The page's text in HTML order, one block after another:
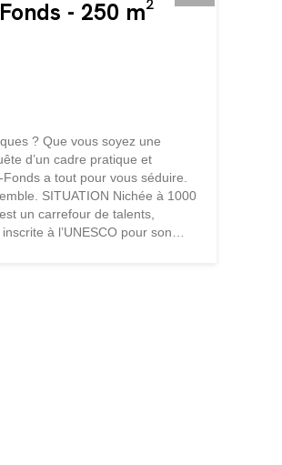
- 250 m²
? Que vous soyez une
d’un cadre pratique et
a tout pour vous séduire.
SITUATION Nichée à 1000
un carrefour de talents,
à l’UNESCO pour son